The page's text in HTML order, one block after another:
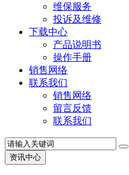
维保服务
投诉及维修
下载中心
产品说明书
操作手册
销售网络
联系我们
销售网络
留言反馈
联系我们
资讯中心